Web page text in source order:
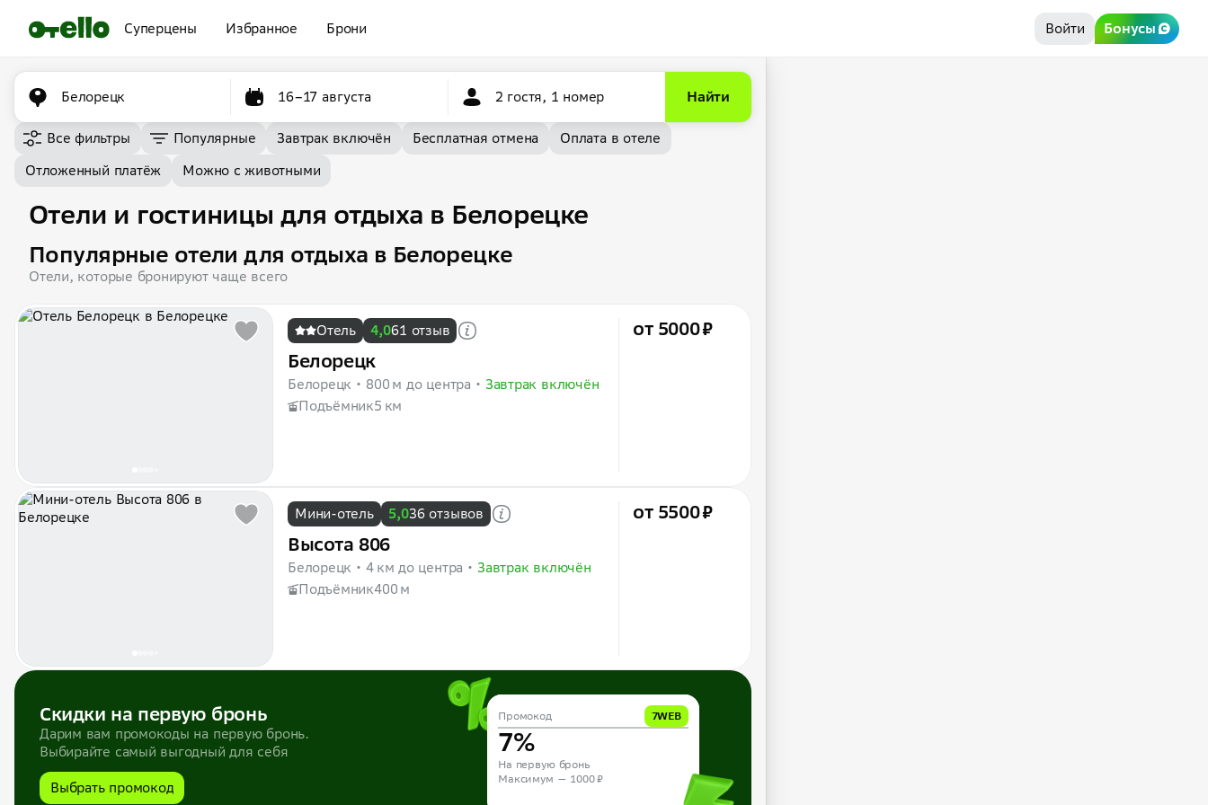
Суперцены Избранное Брони Войти Бонусы
Белорецк 16–17 августа 2 гостя, 1 номер Найти
Все фильтры Популярные Завтрак включён Бесплатная отмена
Оплата в отеле
Отложенный платёж
Можно с животными
Отели и гостиницы для отдыха в Белорецке
Популярные отели для отдыха в Белорецке
Отели, которые бронируют чаще всего
Отель 4,061 отзыв
Белорецк
Белорецк 800 м до центра
Завтрак включён
Подъёмник5 км
от 5000 ₽
Мини-отель 5,036 отзывов
Высота 806
Белорецк 4 км до центра
Завтрак включён
Подъёмник400 м
от 5500 ₽
Скидки на первую бронь
Дарим вам промокоды на первую бронь.
Выбирайте самый выгодный для себя
Промокод 10APP
10%
На первую бронь из приложения
Максимум — 1000 ₽
Промокод 7WEB
7%
На первую бронь
Максимум — 1000 ₽
Выбрать промокод